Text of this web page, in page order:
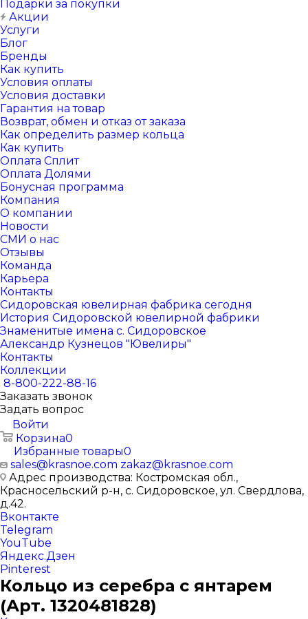
Подарки за покупки
Акции
Услуги
Блог
Бренды
Как купить
Условия оплаты
Условия доставки
Гарантия на товар
Возврат, обмен и отказ от заказа
Как определить размер кольца
Как купить
Оплата Сплит
Оплата Долями
Бонусная программа
Компания
О компании
Новости
СМИ о нас
Отзывы
Команда
Карьера
Контакты
Сидоровская ювелирная фабрика сегодня
История Сидоровской ювелирной фабрики
Знаменитые имена с. Сидоровское
Александр Кузнецов "Ювелиры"
Контакты
Коллекции
8-800-222-88-16
Заказать звонок
Задать вопрос
Войти
Корзина0
Избранные товары0
sales@krasnoe.com zakaz@krasnoe.com
Адрес производства: Костромская обл.,
Красносельский р-н, с. Сидоровское, ул. Свердлова,
д.42.
Вконтакте
Telegram
YouTube
Яндекс.Дзен
Pinterest
Кольцо из серебра с янтарем
(Арт. 1320481828)